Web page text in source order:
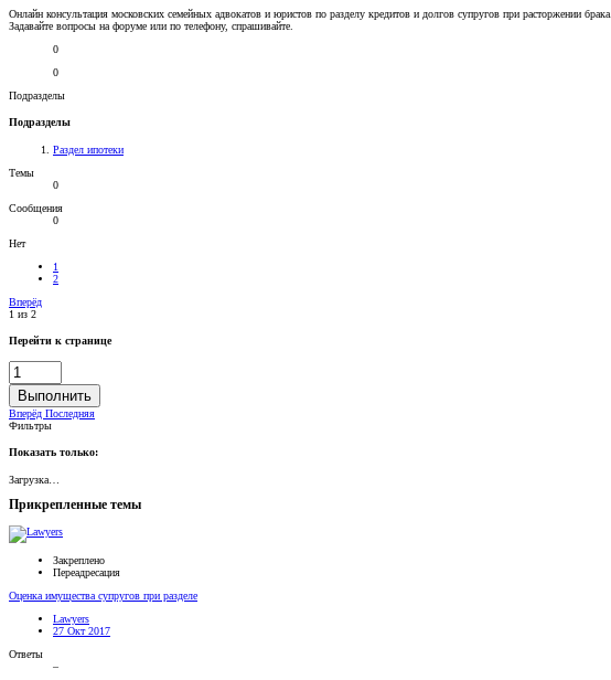
Онлайн консультация московских семейных адвокатов и юристов по разделу кредитов и долгов супругов при расторжении брака.
Задавайте вопросы на форуме или по телефону, спрашивайте.
0
0
Подразделы
Подразделы
Раздел ипотеки
Темы
0
Сообщения
0
Нет
1
2
Вперёд
1 из 2
Перейти к странице
Выполнить
Вперёд Последняя
Фильтры
Показать только:
Загрузка…
Прикрепленные темы
Закреплено
Переадресация
Оценка имущества супругов при разделе
Lawyers
27 Окт 2017
Ответы
–